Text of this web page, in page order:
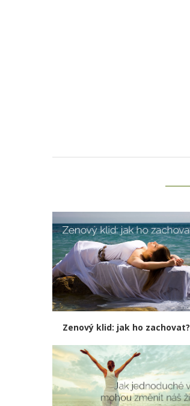
Zenový klid: jak ho zachovat?